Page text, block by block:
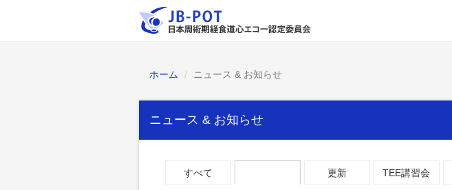
ホーム ニュース & お知らせ
ニュース & お知らせ
すべて 更新 TEE講習会